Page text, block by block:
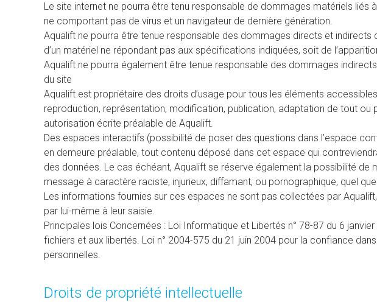
Le site internet ne pourra être tenu responsable de dommages matériels liés
ne comportant pas de virus et un navigateur de dernière génération.
Aqualift ne pourra être tenue responsable des dommages directs et indirects
d’un matériel ne répondant pas aux spécifications indiquées, soit de
Aqualift ne pourra également être tenue responsable des dommages
du site
Aqualift est propriétaire des droits d’usage pour tous les éléments
reproduction, représentation, modification, publication, adaptation de tout
autorisation écrite préalable de Aqualift.
Des espaces interactifs (possibilité de poser des questions dans l’espace
en demeure préalable, tout contenu déposé dans cet espace qui
des données. Le cas échéant, Aqualift se réserve également la possibilité
message à caractère raciste, injurieux, diffamant, ou pornographique, quel
Les informations fournies sur ces espaces ne sont pas collectées par
par lui-même à leur saisie.
Principales lois Concernées : Loi Informatique et Libertés n° 78-87 du 6
fichiers et aux libertés. Loi n° 2004-575 du 21 juin 2004 pour la confiance
personnelles.
Droits de propriété intellectuelle